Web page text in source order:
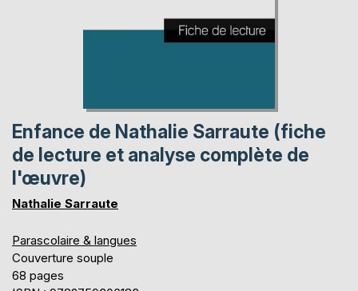
Enfance de Nathalie Sarraute (fiche
de lecture et analyse complète de
l'œuvre)
Nathalie Sarraute
Parascolaire & langues
Couverture souple
68 pages